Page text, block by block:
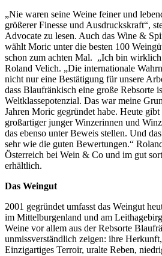
„Nie waren seine Weine feiner und
größerer Finesse und Ausdruckskraft“,
Advocate zu lesen. Auch das Wine &
wählt Moric unter die besten 100
schon zum achten Mal. „Ich bin
Roland Velich. „Die internationale
nicht nur eine Bestätigung für unsere
dass Blaufränkisch eine große Rebsorte
Weltklassepotenzial. Das war meine
Jahren Moric gegründet habe. Heute gibt
großartiger junger Winzerinnen und
das ebenso unter Beweis stellen. Und
sehr wie die guten Bewertungen.“
Österreich bei Wein & Co und im gut
erhältlich.
Das Weingut
2001 gegründet umfasst das Weingut
im Mittelburgenland und am
Weine vor allem aus der Rebsorte
unmissverständlich zeigen: ihre
Einzigartiges Terroir, uralte Reben,